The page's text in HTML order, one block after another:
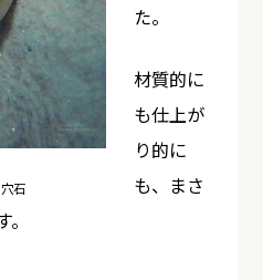
石
た。
材質的に
も仕上が
り的に
も、まさ